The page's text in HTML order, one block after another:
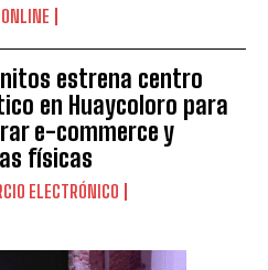
estrena centro
en Huaycoloro para
e-commerce y
físicas
ELECTRÓNICO